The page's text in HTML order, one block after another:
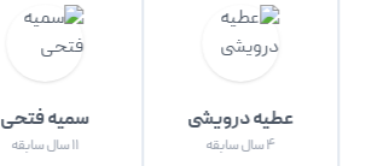
عطیه درویشی
۴ سال سابقه
سمیه فتحی
۱۱ سال سابقه